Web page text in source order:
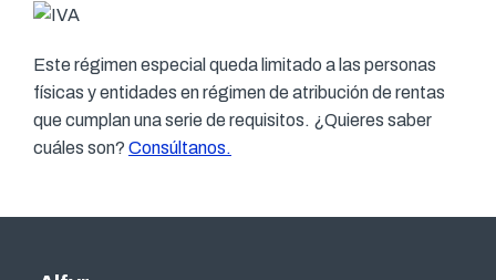
Este régimen especial queda limitado a las personas
físicas y entidades en régimen de atribución de rentas
que cumplan una serie de requisitos. ¿Quieres saber
cuáles son? Consúltanos.